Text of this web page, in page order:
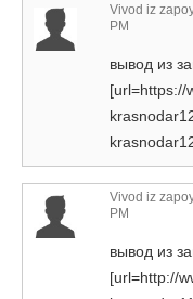
Vivod iz
PM
вывод из
[url=https://
Vivod iz
PM
вывод из
[url=http://